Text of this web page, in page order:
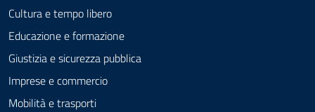
Cultura e tempo libero
Educazione e formazione
Giustizia e sicurezza pubblica
Imprese e commercio
Mobilità e trasporti